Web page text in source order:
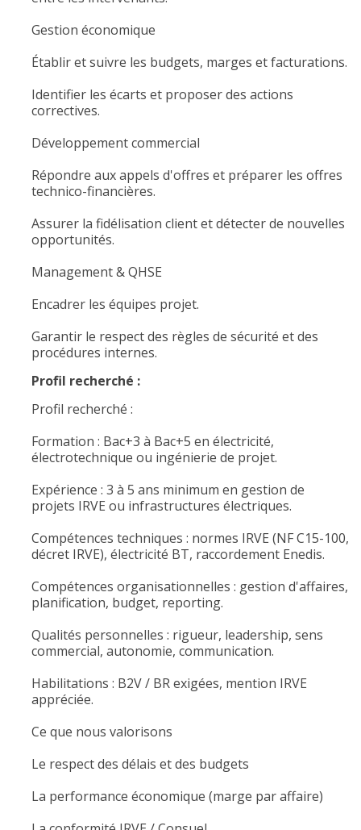
Gestion économique
Établir et suivre les budgets, marges et facturations.
Identifier les écarts et proposer des actions
correctives.
Développement commercial
Répondre aux appels d'offres et préparer les offres
technico-financières.
Assurer la fidélisation client et détecter de nouvelles
opportunités.
Management & QHSE
Encadrer les équipes projet.
Garantir le respect des règles de sécurité et des
procédures internes.
Profil recherché :
Profil recherché :
Formation : Bac+3 à Bac+5 en électricité,
électrotechnique ou ingénierie de projet.
Expérience : 3 à 5 ans minimum en gestion de
projets IRVE ou infrastructures électriques.
Compétences techniques : normes IRVE (NF C15-100,
décret IRVE), électricité BT, raccordement Enedis.
Compétences organisationnelles : gestion d'affaires,
planification, budget, reporting.
Qualités personnelles : rigueur, leadership, sens
commercial, autonomie, communication.
Habilitations : B2V / BR exigées, mention IRVE
appréciée.
Ce que nous valorisons
Le respect des délais et des budgets
La performance économique (marge par affaire)